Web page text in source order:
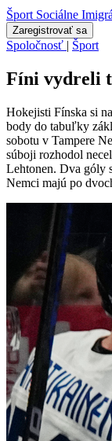
Šport Sociálne
Zaregistrovať sa
Spoločnosť | Šport
Fíni vydreli
Hokejisti Fínska si
body do tabuľky
sobotu v Tampere
súboji rozhodol
Lehtonen. Dva góly
Nemci majú po